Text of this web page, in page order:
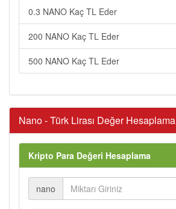
0.3 NANO Kaç TL Eder
200 NANO Kaç TL Eder
500 NANO Kaç TL Eder
Nano - Türk Lirası Değer Hesaplama
Kripto Para Değeri Hesaplama
nano